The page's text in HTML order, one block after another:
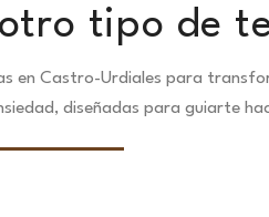
tipo de
en Castro-Urdiales para
diseñadas para guiarte